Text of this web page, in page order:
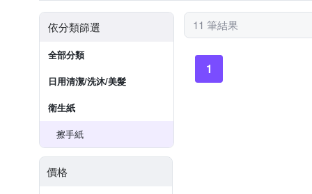
依分類篩選
全部分類
日用清潔/洗沐/美髮
衛生紙
擦手紙
價格
11 筆結果
1